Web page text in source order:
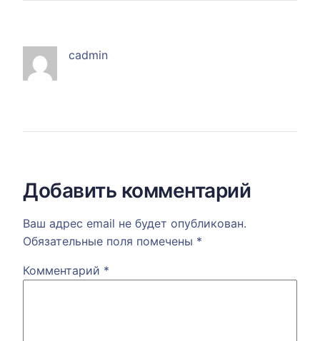
cadmin
Добавить комментарий
Ваш адрес email не будет опубликован.
Обязательные поля помечены *
Комментарий *